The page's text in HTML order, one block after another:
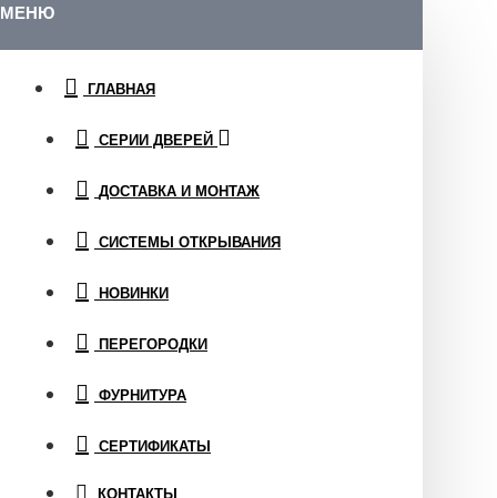
МЕНЮ
ГЛАВНАЯ
СЕРИИ ДВЕРЕЙ
ДОСТАВКА И МОНТАЖ
СИСТЕМЫ ОТКРЫВАНИЯ
НОВИНКИ
ПЕРЕГОРОДКИ
ФУРНИТУРА
СЕРТИФИКАТЫ
КОНТАКТЫ